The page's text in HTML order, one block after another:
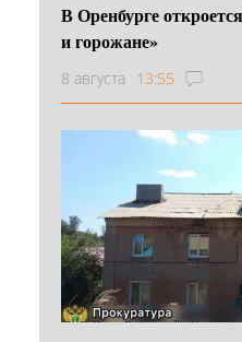
В Оренбурге
и горожане»
8 августа 13:55